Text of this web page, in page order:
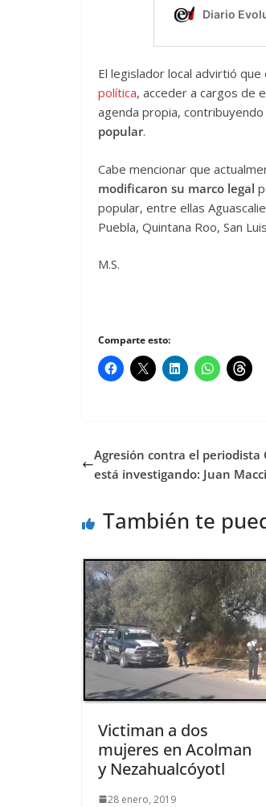
El legislador local advirtió
política, acceder a cargos de
agenda propia,
popular.
Cabe mencionar que
modificaron su marco legal
popular, entre ellas
Puebla, Quintana Roo, San
M.S.
Comparte esto:
Agresión contra el periodista
está investigando: Juan
También te
Victiman a dos
mujeres en Acolman
y Nezahualcóyotl
28 enero, 2019